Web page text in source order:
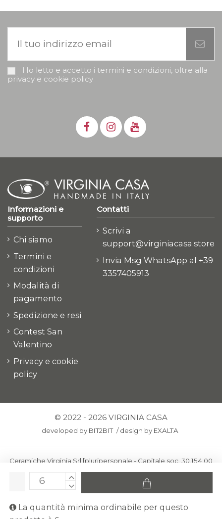
La quantità minima ordinabile per questo
Ho letto e accetto i termini e condizioni, oltre alla
privacy e cookie policy
Informazioni e
supporto
Chi siamo
Termini e
condizioni
Modalità di
pagamento
Spedizione e resi
Contest San
Valentino
Privacy e cookie
policy
Contatti
Scrivi a
support@virginiacasa.store
Invia Msg WhatsApp al +39
3357405913
© 2022 - 2026 VIRGINIA CASA
developed by BIT2BIT /design by EXALTA
Ceramiche Virginia Srl [pluripersonale - Capitale soc. 30.154,00
euro i.v.] - Via Virginio 378 – 50025 Montespertoli, loc. Anselmo
ceramichevirginia@pec.it